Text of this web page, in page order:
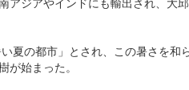
夏の都市」とされ、この暑さを和
が始まった。